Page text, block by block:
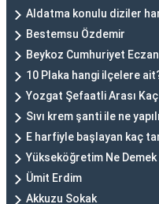
Aldatma konulu diziler
Bestemsu Özdemir
Beykoz Cumhuriyet
10 Plaka hangi ilçelere
Yozgat Şefaatli Arası
Sıvı krem şanti ile ne
E harfiyle başlayan kaç
Yükseköğretim Ne Demek
Ümit Erdim
Akkuzu Sokak